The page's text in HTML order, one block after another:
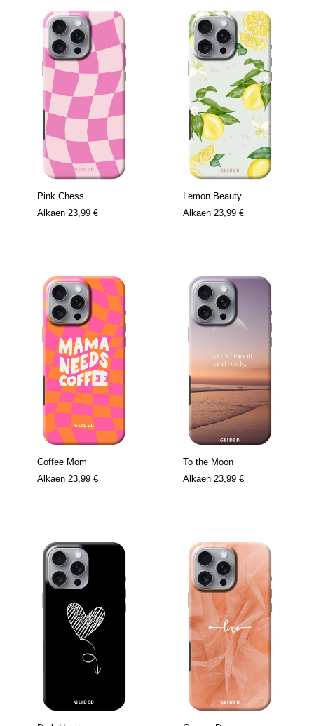
Pink Chess
Alkaen 23,99 €
Lemon Beauty
Alkaen 23,99 €
Coffee Mom
Alkaen 23,99 €
To the Moon
Alkaen 23,99 €